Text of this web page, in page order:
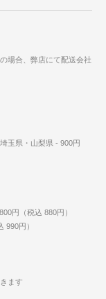
場合、弊店にて配送会社
玉県・山梨県 - 900円
円（税込 880円）
990円）
ます